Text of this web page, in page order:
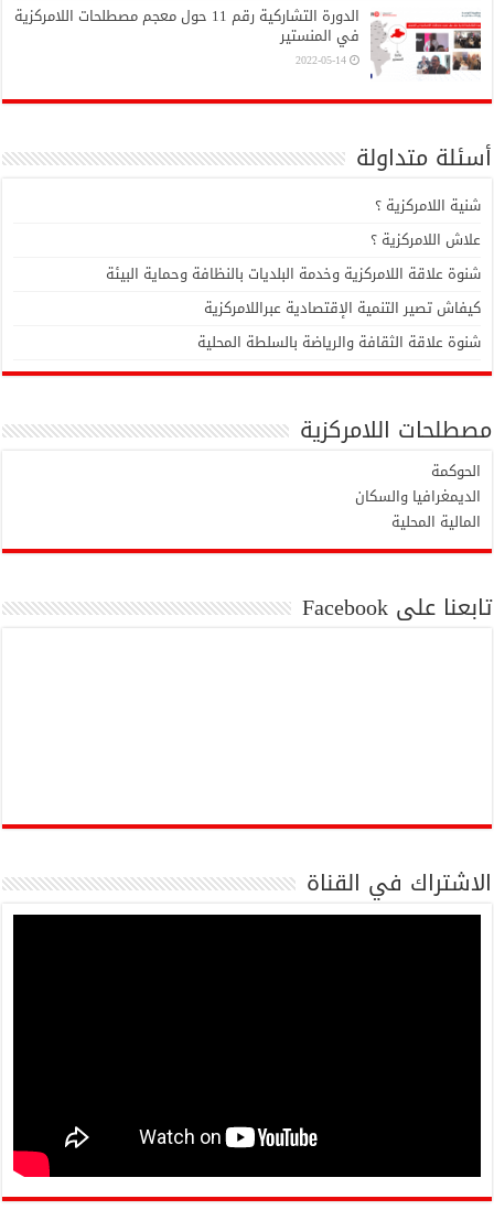
الدورة التشاركية رقم 11 حول معجم مصطلحات اللامركزية
في المنستير
2022-05-14
أسئلة متداولة
شنية اللامركزية ؟
علاش اللامركزية ؟
شنوة علاقة اللامركزية وخدمة البلديات بالنظافة وحماية البيئة
كيفاش تصير التنمية الإقتصادية عبراللامركزية
شنوة علاقة الثقافة والرياضة بالسلطة المحلية
مصطلحات اللامركزية
الحوكمة
الديمغرافيا والسكان
المالية المحلية
تابعنا على Facebook
الاشتراك في القناة